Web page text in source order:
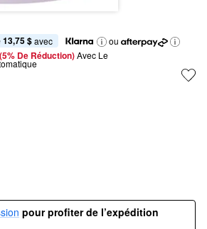
$ avec
ou
De Réduction) Avec Le
pour profiter de l’expédition